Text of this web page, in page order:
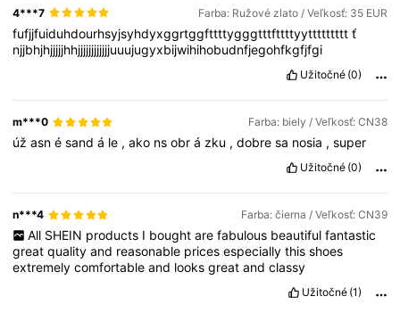
4***7 Farba: Ružové zlato / Veľkosť: 35 EUR
fufjjfuiduhdourhsyjsyhdyxggrtggfttttygggtttfttttyytttttttttť
njjbhjhjjjjjhhjjjjjjjjjjjjuuujugyxbijwihihobudnfjegohfkgfjfgi
Užitočné (0)
m***0 Farba: biely / Veľkosť: CN38
úžasnésandá le ,ako nsobrá zku ,dobresa nosia ,super
Užitočné (0)
n***4 Farba: čierna / Veľkosť: CN39
All SHEIN products I bought are fabulous beautiful fantastic
greatqualityand reasonable pricesespeciallythisshoes
extremelycomfortableand looksgreatandclassy
Užitočné (1)